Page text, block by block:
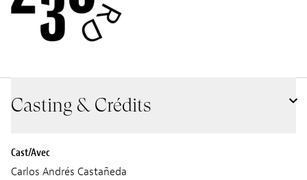
Casting & Crédits
Cast/Avec
Carlos Andrés Castañeda